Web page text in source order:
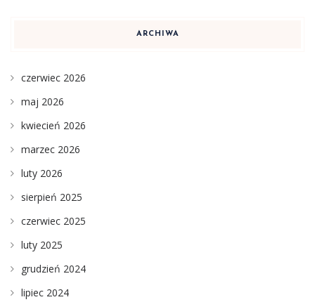
ARCHIWA
czerwiec 2026
maj 2026
kwiecień 2026
marzec 2026
luty 2026
sierpień 2025
czerwiec 2025
luty 2025
grudzień 2024
lipiec 2024